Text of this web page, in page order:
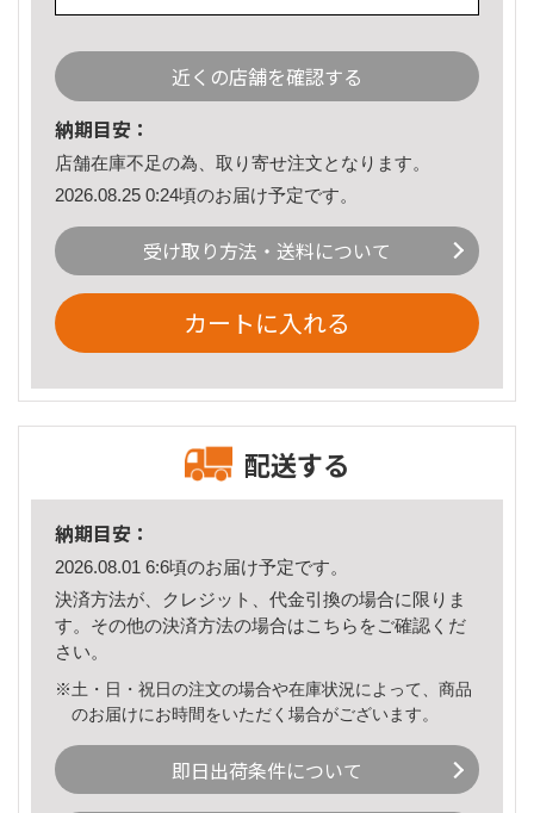
近くの店舗を確認する
納期目安：
店舗在庫不足の為、取り寄せ注文となります。
2026.08.25 0:24頃のお届け予定です。
受け取り方法・送料について
カートに入れる
配送する
納期目安：
2026.08.01 6:6頃のお届け予定です。
決済方法が、クレジット、代金引換の場合に限りま
す。その他の決済方法の場合はこちら をご確認くだ
さい。
※土・日・祝日の注文の場合や在庫状況によって、商品
のお届けにお時間をいただく場合がございます。
即日出荷条件について